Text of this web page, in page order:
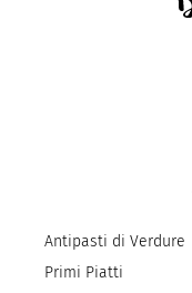
Antipasti di Verdure
Primi Piatti